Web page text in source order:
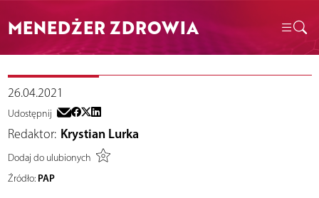
MENEDŻER ZDROWIA
26.04.2021
Udostępnij
Redaktor: Krystian Lurka
Dodaj do ulubionych
Źródło: PAP